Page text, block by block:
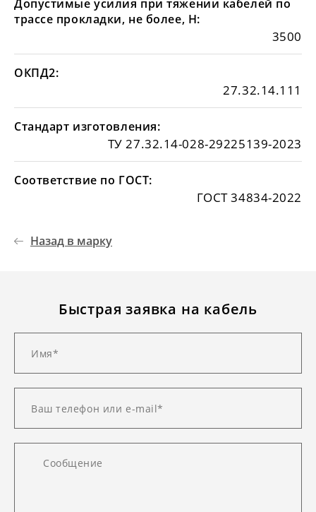
Допустимые усилия при тяжении кабелей по
трассе прокладки, не более, Н:
3500
ОКПД2:
27.32.14.111
Стандарт изготовления:
ТУ 27.32.14-028-29225139-2023
Соответствие по ГОСТ:
ГОСТ 34834-2022
Назад в марку
Быстрая заявка на кабель